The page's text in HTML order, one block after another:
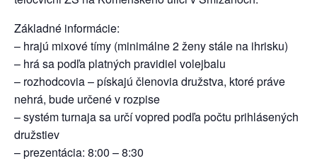
Základné informácie:
– hrajú mixové tímy (minimálne 2 ženy stále na ihrisku)
– hrá sa podľa platných pravidiel volejbalu
– rozhodcovia – pískajú členovia družstva, ktoré práve
nehrá, bude určené v rozpise
– systém turnaja sa určí vopred podľa počtu prihlásených
družstiev
– prezentácia: 8:00 – 8:30